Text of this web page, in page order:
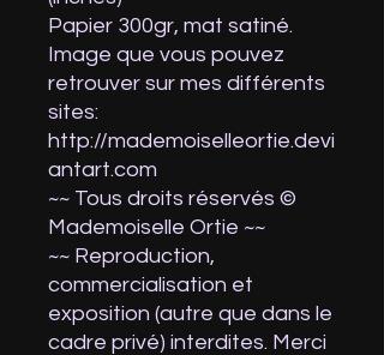
Papier 300gr, mat satiné.
Image que vous pouvez
retrouver sur mes différents
sites:
http://mademoiselleortie.devi
antart.com
~~ Tous droits réservés ©
Mademoiselle Ortie ~~
~~ Reproduction,
commercialisation et
exposition (autre que dans le
cadre privé) interdites. Merci